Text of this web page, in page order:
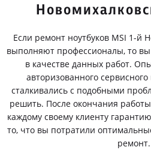
Если ремонт ноутбуков MSI 1-й
выполняют профессионалы, то
в качестве данных работ.
авторизованного
сталкивались с подобными
решить. После окончания
каждому своему клиенту
то, что вы потратили
ремонт.